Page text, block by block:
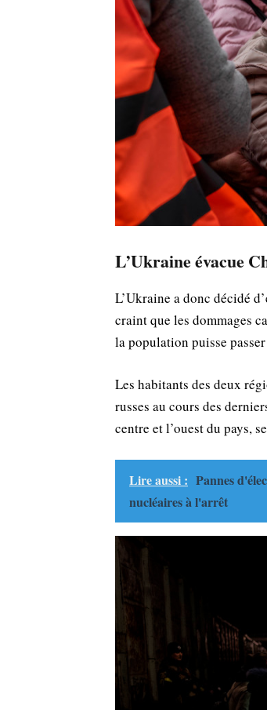
L’Ukraine évacue
L’Ukraine a donc décidé
craint que les dommages
la population puisse
Les habitants des deux
russes au cours des
centre et l’ouest du pays,
Lire aussi : Pannes
nucléaires à l'arrêt